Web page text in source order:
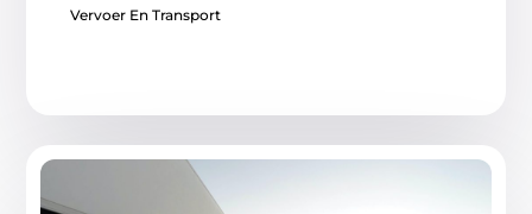
Vervoer En Transport